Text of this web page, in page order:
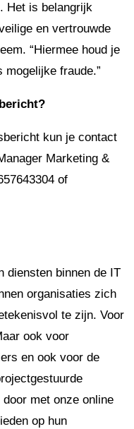
Het is belangrijk
en vertrouwde
“Hiermee houd je
fraude.”
kun je contact
Marketing &
of
diensten binnen de IT
organisaties zich
te zijn. Voor
ook voor
en ook voor de
met onze online
op hun